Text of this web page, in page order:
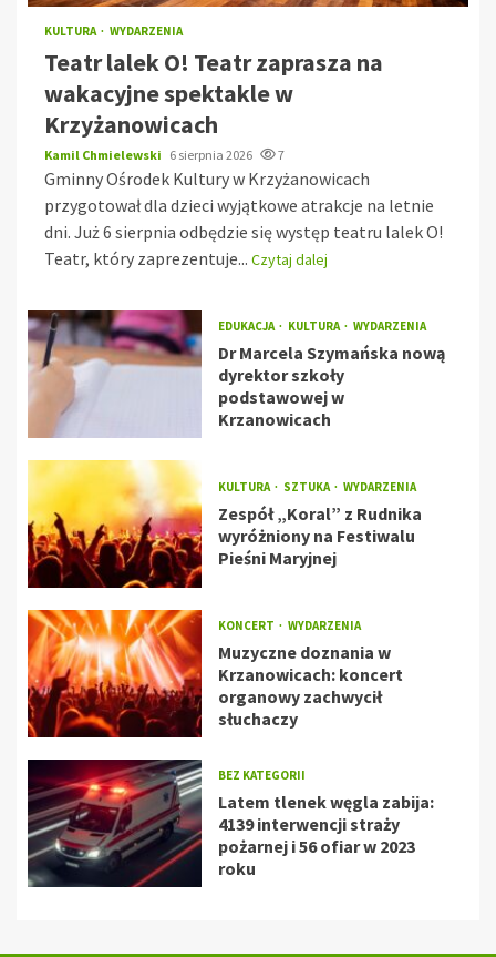
KULTURA WYDARZENIA
Teatr lalek O! Teatr zaprasza na
wakacyjne spektakle w
Krzyżanowicach
Kamil Chmielewski 6 sierpnia 2026 7
Gminny Ośrodek Kultury w Krzyżanowicach
przygotował dla dzieci wyjątkowe atrakcje na letnie
dni. Już 6 sierpnia odbędzie się występ teatru lalek O!
Teatr, który zaprezentuje... Czytaj dalej
EDUKACJA KULTURA WYDARZENIA
Dr Marcela Szymańska nową
dyrektor szkoły
podstawowej w
Krzanowicach
KULTURA SZTUKA WYDARZENIA
Zespół „Koral” z Rudnika
wyróżniony na Festiwalu
Pieśni Maryjnej
KONCERT WYDARZENIA
Muzyczne doznania w
Krzanowicach: koncert
organowy zachwycił
słuchaczy
BEZ KATEGORII
Latem tlenek węgla zabija:
4139 interwencji straży
pożarnej i 56 ofiar w 2023
roku